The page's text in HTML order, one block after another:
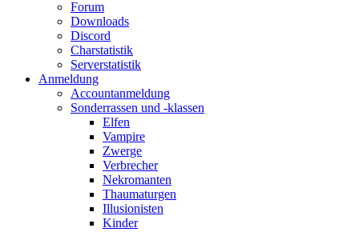
Forum
Downloads
Discord
Charstatistik
Serverstatistik
Anmeldung
Accountanmeldung
Sonderrassen und -klassen
Elfen
Vampire
Zwerge
Verbrecher
Nekromanten
Thaumaturgen
Illusionisten
Kinder